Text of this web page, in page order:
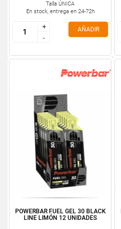
Talla ÚNICA
En stock, entrega en 24-72h
+
-
+
-
AÑADIR
POWERBAR FUEL GEL 30 BLACK
LINE LIMÓN 12 UNIDADES